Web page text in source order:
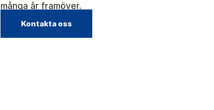
många år framöver.
Kontakta oss